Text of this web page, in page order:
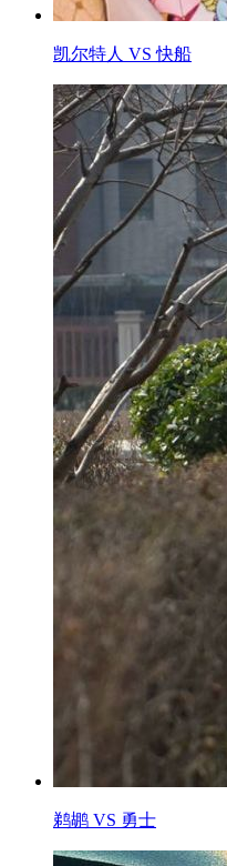
凯尔特人 VS 快船
鹈鹕 VS 勇士